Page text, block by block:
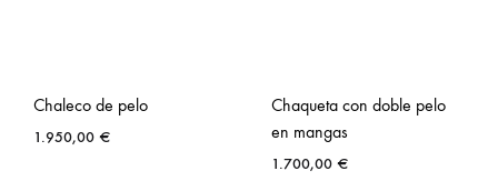
Chaleco de pelo
1.950,00 €
Chaqueta con doble pelo
en mangas
1.700,00 €